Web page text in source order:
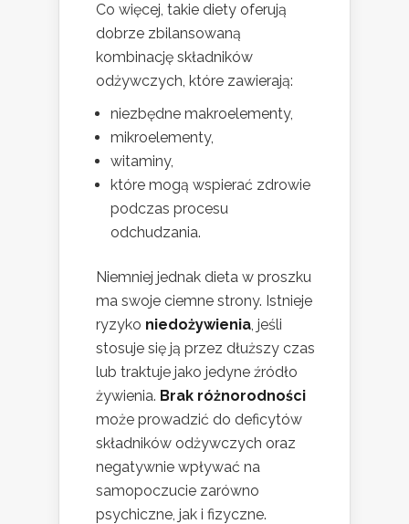
Co więcej, takie diety oferują
dobrze zbilansowaną
kombinację składników
odżywczych, które zawierają:
niezbędne makroelementy,
mikroelementy,
witaminy,
które mogą wspierać zdrowie
podczas procesu
odchudzania.
Niemniej jednak dieta w proszku
ma swoje ciemne strony. Istnieje
ryzyko niedożywienia, jeśli
stosuje się ją przez dłuższy czas
lub traktuje jako jedyne źródło
żywienia. Brak różnorodności
może prowadzić do deficytów
składników odżywczych oraz
negatywnie wpływać na
samopoczucie zarówno
psychiczne, jak i fizyczne.